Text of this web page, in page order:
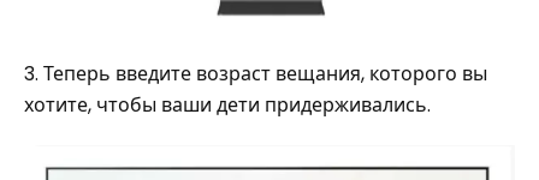
3. Теперь введите возраст вещания, которого вы
хотите, чтобы ваши дети придерживались.